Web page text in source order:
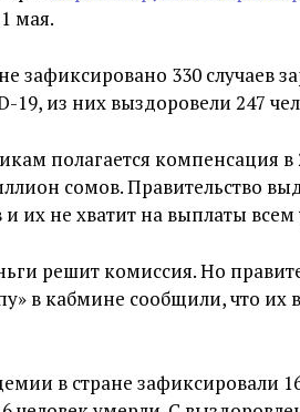
мая.
зафиксировано 330 случаев
19, из них выздоровели 247
полагается компенсация в
сомов. Правительство
их не хватит на выплаты
решит комиссия. Но
в кабмине сообщили, что их
в стране зафиксировали